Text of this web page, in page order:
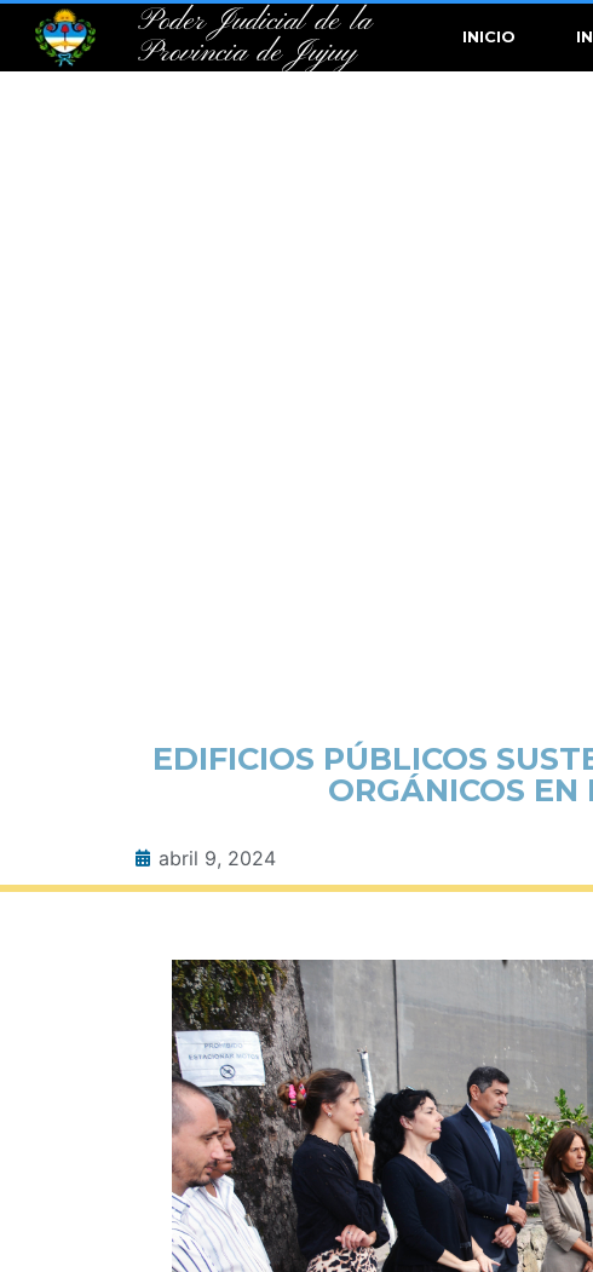
Poder Judicial de la
Provincia de Jujuy
INICIO
EDIFICIOS PÚBLICOS
ORGÁNICOS
abril 9, 2024